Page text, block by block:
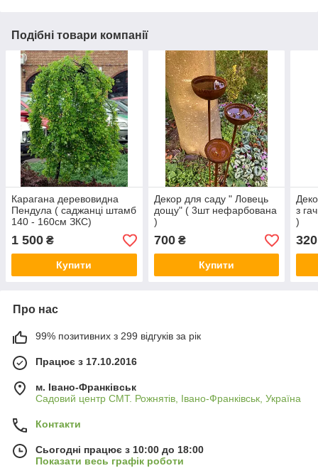
Подібні товари компанії
Карагана деревовидна
Пендула ( саджанці штамб
140 - 160см ЗКС)
1 500 ₴
Купити
Декор для саду " Ловець
дощу" ( 3шт нефарбована
)
700₴
Купити
з
)
320
Про нас
99% позитивних з 299 відгуків за рік
Працює з 17.10.2016
м. Івано-Франківськ
Садовий центр СМТ. Рожнятів, Івано-Франківськ, Україна
Контакти
Сьогодні працює з 10:00 до 18:00
Показати весь графік роботи